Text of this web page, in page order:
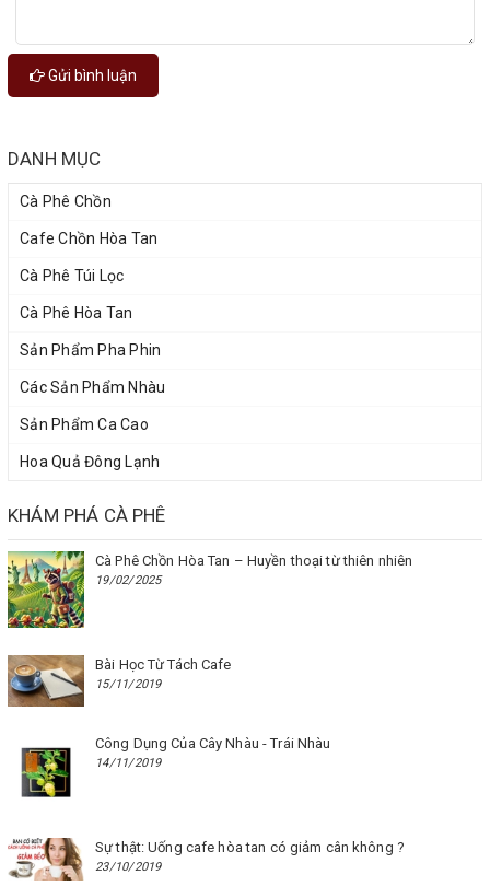
Gửi bình luận
DANH MỤC
Cà Phê Chồn
Cafe Chồn Hòa Tan
Cà Phê Túi Lọc
Cà Phê Hòa Tan
Sản Phẩm Pha Phin
Các Sản Phẩm Nhàu
Sản Phẩm Ca Cao
Hoa Quả Đông Lạnh
KHÁM PHÁ CÀ PHÊ
Cà Phê Chồn Hòa Tan – Huyền thoại từ thiên nhiên
19/02/2025
Bài Học Từ Tách Cafe
15/11/2019
Công Dụng Của Cây Nhàu - Trái Nhàu
14/11/2019
Sự thật: Uống cafe hòa tan có giảm cân không ?
23/10/2019